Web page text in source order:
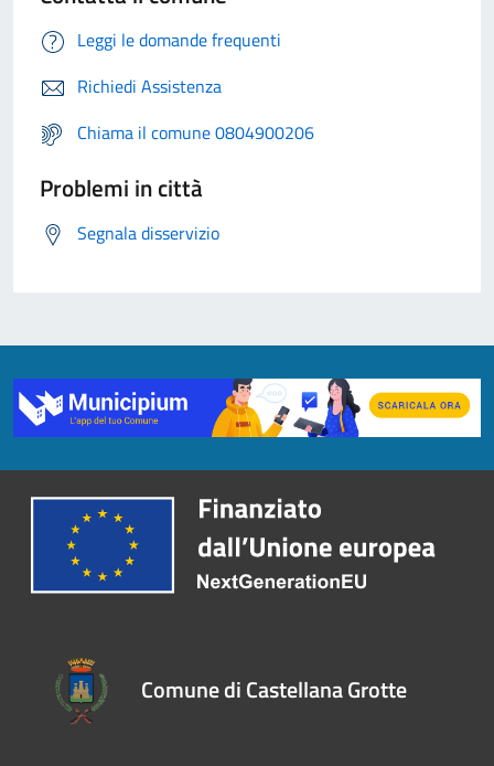
Leggi le domande frequenti
Richiedi Assistenza
Chiama il comune 0804900206
Problemi in città
Segnala disservizio
Comune di Castellana Grotte